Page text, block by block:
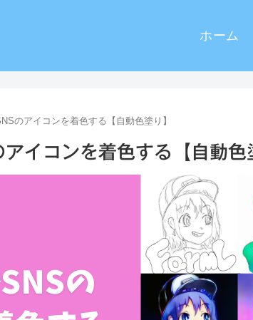
ホーム
のアイコンを着色する【自動色塗り】
イコンを着色する【自動色